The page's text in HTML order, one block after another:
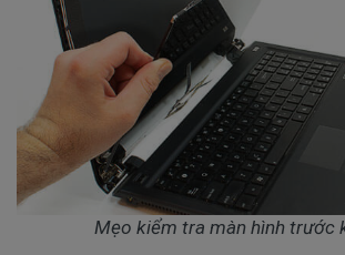
Mẹo kiểm tra màn hình trước